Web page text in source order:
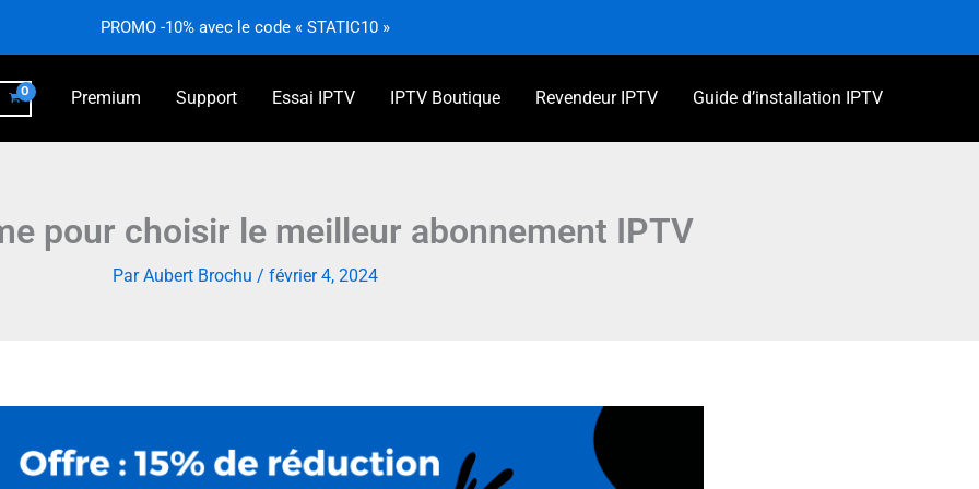
PROMO -10% avec le code « STATIC10 »
Premium Support Essai IPTV IPTV Boutique Revendeur IPTV Guide d’installation IPTV
pour choisir le meilleur abonnement IPTV
ParAubert Brochu / février 4, 2024